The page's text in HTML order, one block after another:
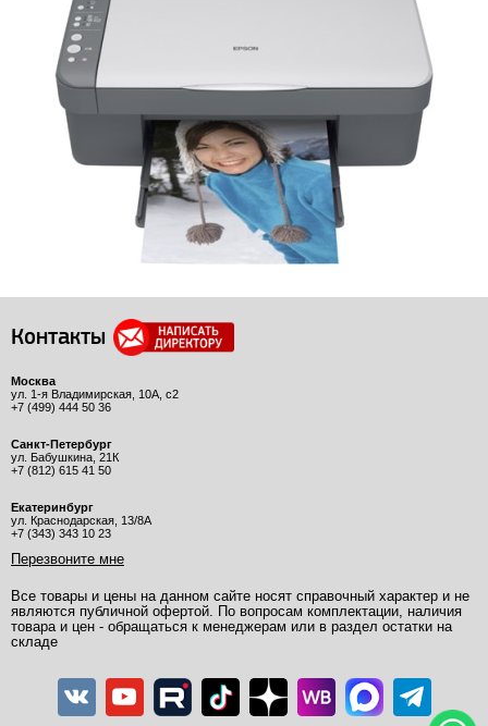
Контакты
Москва
ул. 1-я Владимирская, 10А, с2
+7 (499) 444 50 36
Санкт-Петербург
ул. Бабушкина, 21К
+7 (812) 615 41 50
Екатеринбург
ул. Краснодарская, 13/8А
+7 (343) 343 10 23
Перезвоните мне
Все товары и цены на данном сайте носят справочный характер и не
являются публичной офертой. По вопросам комплектации, наличия
товара и цен - обращаться к менеджерам или в раздел остатки на
складе